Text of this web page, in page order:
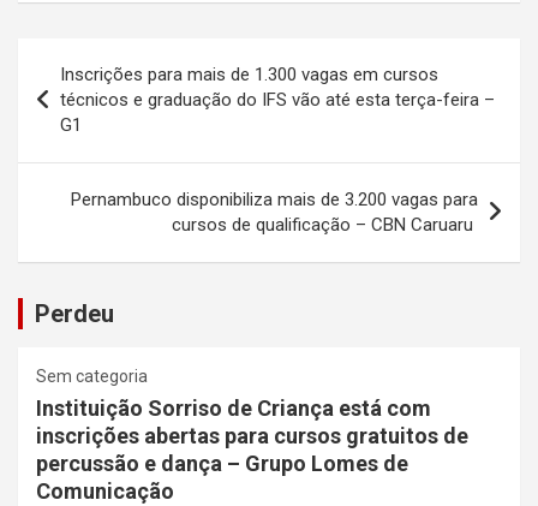
de
Post
Inscrições para mais de 1.300 vagas em cursos
técnicos e graduação do IFS vão até esta terça-feira –
G1
Pernambuco disponibiliza mais de 3.200 vagas para
cursos de qualificação – CBN Caruaru
Perdeu
Sem categoria
Instituição Sorriso de Criança está com
inscrições abertas para cursos gratuitos de
percussão e dança – Grupo Lomes de
Comunicação